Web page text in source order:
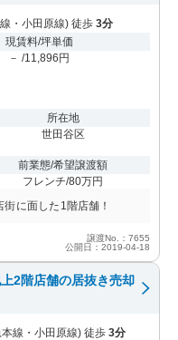
・小田原線) 徒歩 3分
現賃料/坪単価
－ /11,896円
所在地
世田谷区
前業態/希望譲渡額
フレンチ/80万円
に面した1階店舗！
譲渡No.：7655
公開日：2019-04-18
2階店舗の居抜き売却
線・小田原線) 徒歩 3分